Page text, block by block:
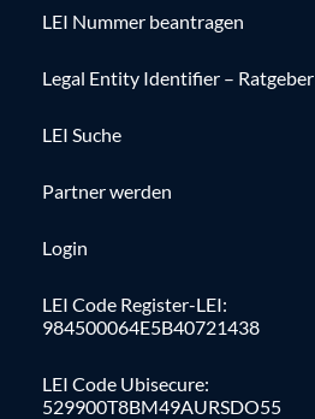
LEI Nummer beantragen
Legal Entity Identifier – Ratgeber
LEI Suche
Partner werden
Login
LEI Code Register-LEI:
984500064E5B40721438
LEI Code Ubisecure:
529900T8BM49AURSDO55